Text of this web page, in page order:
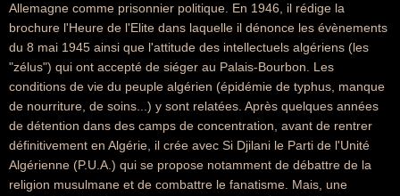
Allemagne comme prisonnier politique. En 1946, il rédige la
brochure l'Heure de l'Elite dans laquelle il dénonce les évènements
du 8 mai 1945 ainsi que l'attitude des intellectuels algériens (les
"zélus") qui ont accepté de siéger au Palais-Bourbon. Les
conditions de vie du peuple algérien (épidémie de typhus, manque
de nourriture, de soins...) y sont relatées. Après quelques années
de détention dans des camps de concentration, avant de rentrer
définitivement en Algérie, il crée avec Si Djilani le Parti de l'Unité
Algérienne (P.U.A.) qui se propose notamment de débattre de la
religion musulmane et de combattre le fanatisme. Mais, une